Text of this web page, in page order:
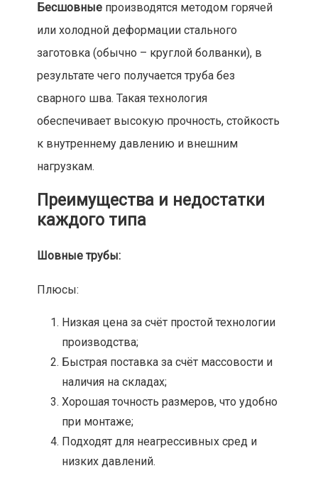
Бесшовные производятся методом горячей
или холодной деформации стального
заготовка (обычно – круглой болванки), в
результате чего получается труба без
сварного шва. Такая технология
обеспечивает высокую прочность, стойкость
к внутреннему давлению и внешним
нагрузкам.
Преимущества и недостатки
каждого типа
Шовные трубы:
Плюсы:
Низкая цена за счёт простой технологии
производства;
Быстрая поставка за счёт массовости и
наличия на складах;
Хорошая точность размеров, что удобно
при монтаже;
Подходят для неагрессивных сред и
низких давлений.